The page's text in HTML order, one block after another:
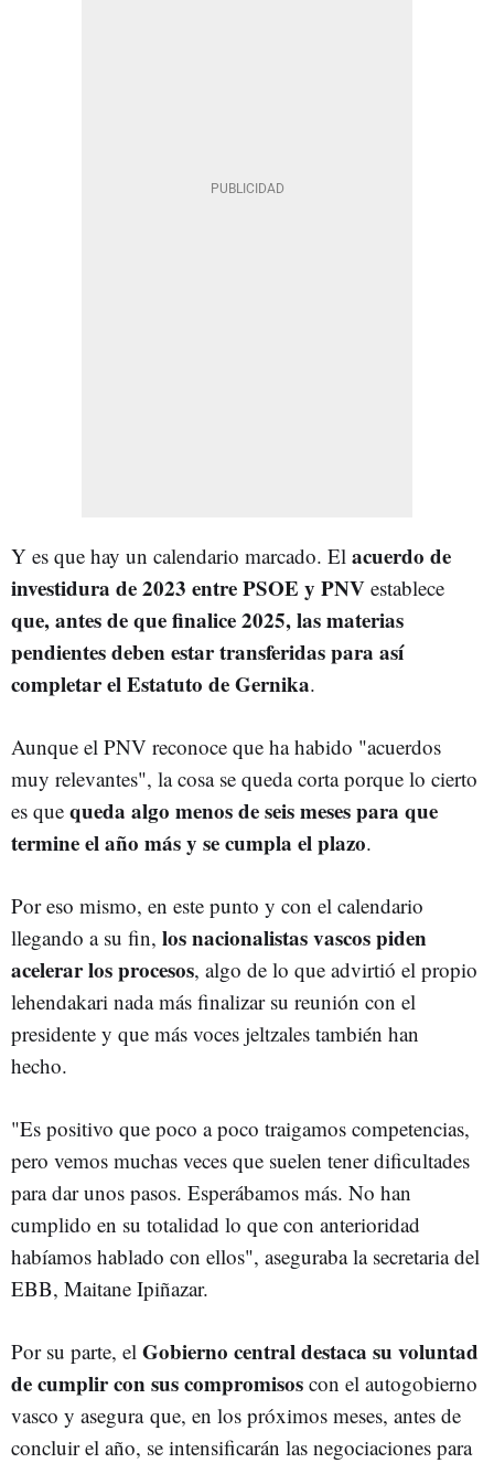
Y es que hay un calendario marcado. El acuerdo de
investidura de 2023 entre PSOE y PNV establece
que, antes de que finalice 2025, las materias
pendientes deben estar transferidas para así
completar el Estatuto de Gernika.
Aunque el PNV reconoce que ha habido "acuerdos
muy relevantes", la cosa se queda corta porque lo cierto
es que queda algo menos de seis meses para que
termine el año más y se cumpla el plazo.
Por eso mismo, en este punto y con el calendario
llegando a su fin, los nacionalistas vascos piden
acelerar los procesos, algo de lo que advirtió el propio
lehendakari nada más finalizar su reunión con el
presidente y que más voces jeltzales también han
hecho.
"Es positivo que poco a poco traigamos competencias,
pero vemos muchas veces que suelen tener dificultades
para dar unos pasos. Esperábamos más. No han
cumplido en su totalidad lo que con anterioridad
habíamos hablado con ellos", aseguraba la secretaria del
EBB, Maitane Ipiñazar.
Por su parte, el Gobierno central destaca su voluntad
de cumplir con sus compromisos con el autogobierno
vasco y aseguraque, en los próximos meses, antes de
concluir el año, se intensificarán las negociaciones para